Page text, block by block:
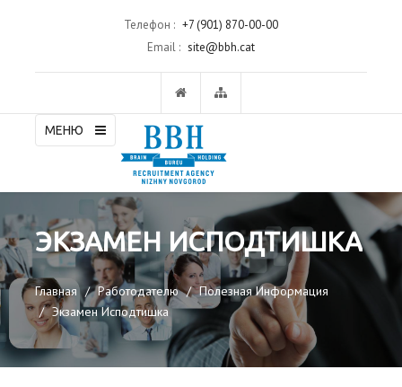
Телефон : +7 (901) 870-00-00
Email : site@bbh.cat
МЕНЮ
ЭКЗАМЕН ИСПОДТИШКА
Главная Работодателю
Полезная Информация
Экзамен Исподтишка